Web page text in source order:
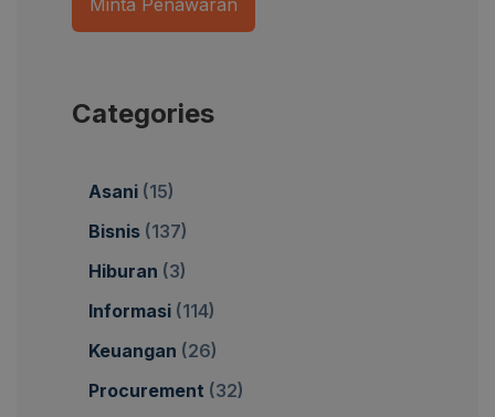
Categories
Asani (15)
Bisnis (137)
Hiburan (3)
Informasi (114)
Keuangan (26)
Procurement (32)